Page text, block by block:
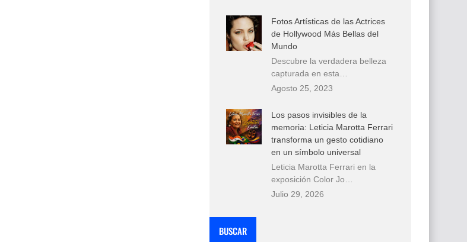
Fotos Artísticas de las Actrices
de Hollywood Más Bellas del
Mundo
Descubre la verdadera belleza
capturada en esta…
Agosto 25, 2023
Los pasos invisibles de la
memoria: Leticia Marotta Ferrari
transforma un gesto cotidiano
en un símbolo universal
Leticia Marotta Ferrari en la
exposición Color Jo…
Julio 29, 2026
BUSCAR